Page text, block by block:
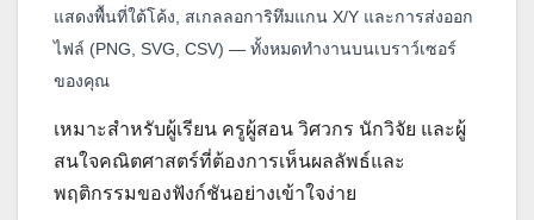
แสดงพื้นที่ใต้โค้ง, สเกลลอการิทึมแกน X/Y และการส่งออก
ไฟล์ (PNG, SVG, CSV) — ทั้งหมดทำงานบนเบราว์เซอร์
ของคุณ
เหมาะสำหรับผู้เรียน ครูผู้สอน วิศวกร นักวิจัย และผู้
สนใจคณิตศาสตร์ที่ต้องการเห็นผลลัพธ์และ
พฤติกรรมของฟังก์ชันอย่างเข้าใจง่าย